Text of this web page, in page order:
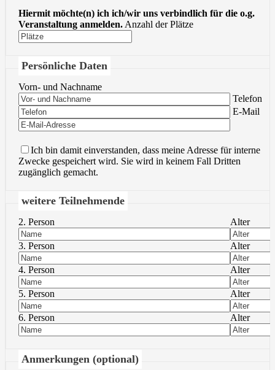
Hiermit möchte(n) ich ich/wir uns verbindlich für die o.g.
Veranstaltung anmelden. Anzahl der Plätze
Persönliche Daten
Vorn- und Nachname
Bitte lasse
Telefon
Bitte lasse
E-Mail
Ich bin damit einverstanden, dass meine Adresse für interne
Zwecke gespeichert wird. Sie wird in keinem Fall Dritten
zugänglich gemacht.
weitere Teilnehmende
2. Person Alter
3. Person Alter
4. Person Alter
5. Person Alter
6. Person Alter
Anmerkungen (optional)